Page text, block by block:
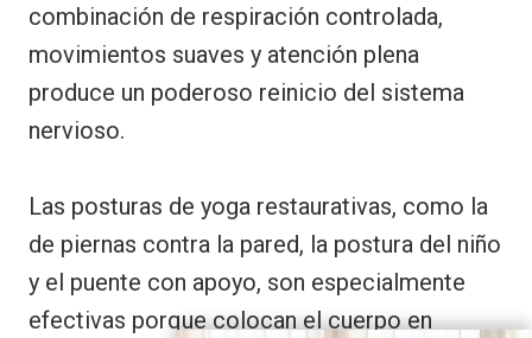
combinación de respiración controlada,
movimientos suaves y atención plena
produce un poderoso reinicio del sistema
nervioso.
Las posturas de yoga restaurativas, como la
de piernas contra la pared, la postura del niño
y el puente con apoyo, son especialmente
efectivas porque colocan el cuerpo en